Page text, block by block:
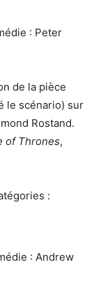
: Peter
de la pièce
le scénario) sur
Rostand.
of Thrones,
:
: Andrew